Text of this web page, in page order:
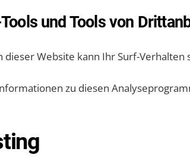
und Tools von
dieser Website kann Ihr Surf-
zu diesen